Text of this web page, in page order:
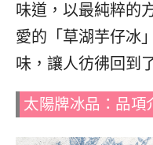
味道，以最純粹的
愛的「草湖芋仔冰
味，讓人彷彿回到
太陽牌冰品：品項